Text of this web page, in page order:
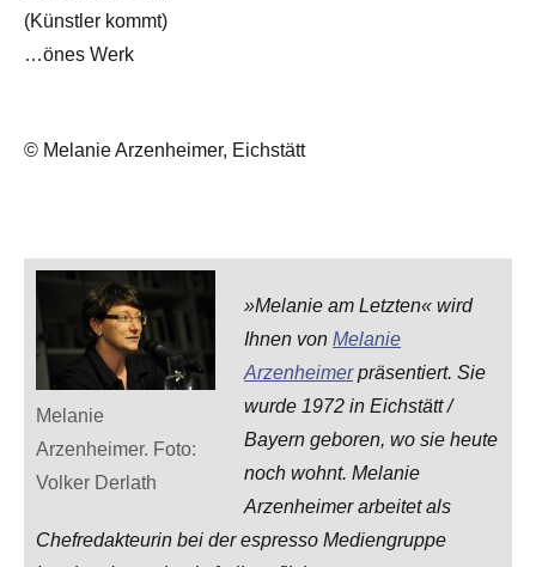
(Künstler kommt)
…önes Werk
© Melanie Arzenheimer, Eichstätt
Melanie
Arzenheimer. Foto:
Volker Derlath
»Melanie am Letzten« wird
Ihnen von Melanie
Arzenheimerpräsentiert. Sie
wurde 1972 in Eichstätt /
Bayern geboren, wo sie heute
noch wohnt. Melanie
Arzenheimer arbeitet als
Chefredakteurin bei der espresso Mediengruppe